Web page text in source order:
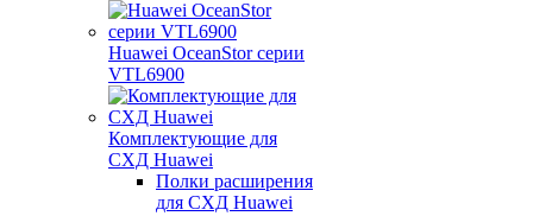
Huawei OceanStor серии
VTL6900
Комплектующие для
СХД Huawei
Полки расширения
для СХД Huawei